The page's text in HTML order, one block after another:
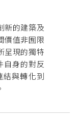
新的建築及
價值非囿限
呈現的獨特
自身的對反
結與轉化到